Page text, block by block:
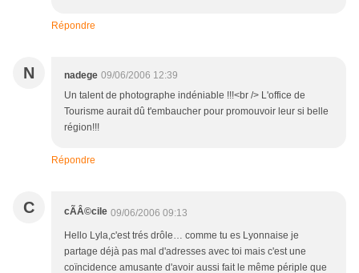
Répondre
N nadege 09/06/2006 12:39
Un talent de photographe indéniable !!!<br /> L'office de
Tourisme aurait dû t'embaucher pour promouvoir leur si belle
région!!!
Répondre
C cÃÂ©cile 09/06/2006 09:13
Hello Lyla,c'est trés drôle… comme tu es Lyonnaise je
partage déjà pas mal d'adresses avec toi mais c'est une
coïncidence amusante d'avoir aussi fait le même périple que